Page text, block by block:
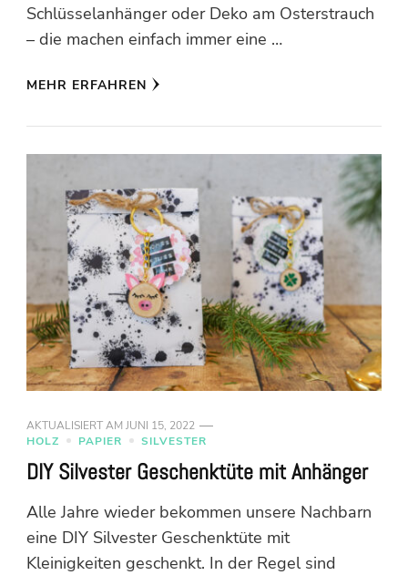
Schlüsselanhänger oder Deko am Osterstrauch
– die machen einfach immer eine …
MEHR ERFAHREN
AKTUALISIERT AM JUNI 15, 2022
HOLZ
PAPIER SILVESTER
DIY Silvester Geschenktüte mit Anhänger
Alle Jahre wieder bekommen unsere Nachbarn
eine DIY Silvester Geschenktüte mit
Kleinigkeiten geschenkt. In der Regel sind